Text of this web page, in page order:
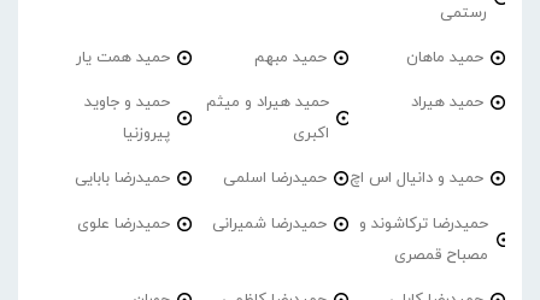
رستمی
حمید ماهان حمید مبهم حمید همت یار
حمید هیراد
حمید هیراد و میثم
اکبری
حمید و جاوید
پیروزنیا
حمید و دانیال اس اچ حمیدرضا اسلمی حمیدرضا بابایی
حمیدرضا ترکاشوند و
مصباح قمصری
حمیدرضا شمیرانی حمیدرضا علوی